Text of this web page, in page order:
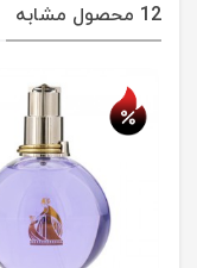
12 محصول مشابه
حراج